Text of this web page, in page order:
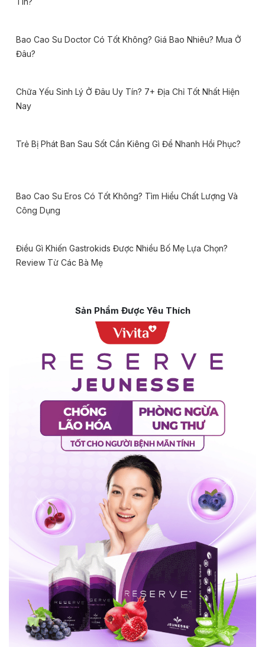
Bao Cao Su Doctor Có Tốt Không? Giá Bao Nhiêu? Mua Ở
Đâu?
Chữa Yếu Sinh Lý Ở Đâu Uy Tín? 7+ Địa Chỉ Tốt Nhất Hiện
Nay
Trẻ Bị Phát Ban Sau Sốt Cần Kiêng Gì Để Nhanh Hồi Phục?
Bao Cao Su Eros Có Tốt Không? Tìm Hiểu Chất Lượng Và
Công Dụng
Điều Gì Khiến Gastrokids Được Nhiều Bố Mẹ Lựa Chọn?
Review Từ Các Bà Mẹ
Sản Phẩm Được Yêu Thích